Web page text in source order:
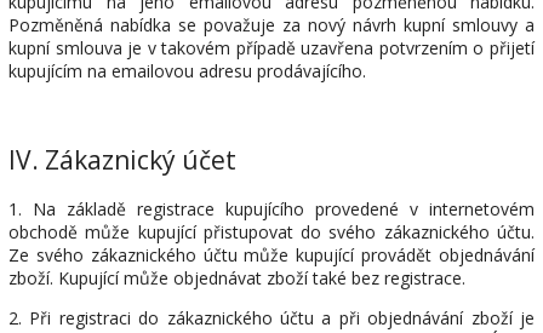
Pozměněná nabídka se považuje za nový návrh kupní smlouvy a
kupní smlouva je v takovém případě uzavřena potvrzením o přijetí
kupujícím na emailovou adresu prodávajícího.
IV. Zákaznický účet
1. Na základě registrace kupujícího provedené v internetovém
obchodě může kupující přistupovat do svého zákaznického účtu.
Ze svého zákaznického účtu může kupující provádět objednávání
zboží. Kupující může objednávat zboží také bez registrace.
2. Při registraci do zákaznického účtu a při objednávání zboží je